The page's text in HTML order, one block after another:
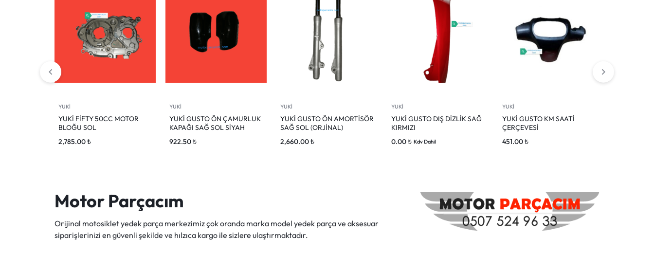
YUKİ
YUKİ FİFTY 50CC MOTOR
BLOĞU SOL
2,785.00₺
YUKİ
YUKİ GUSTO ÖN ÇAMURLUK
KAPAĞI SAĞ SOL SİYAH
922.50₺
YUKİ
YUKİ GUSTO ÖN AMORTİSÖR
SAĞ SOL (ORJİNAL)
2,660.00₺
YUKİ
YUKİ GUSTO DIŞ DİZLİK SAĞ
KIRMIZI
0.00₺ Kdv Dahil
YUKİ
YUKİ GUSTO KM SAATİ
ÇERÇEVESİ
451.00₺
Motor Parçacım
Orijinal motosiklet yedek parça merkezimiz çok oranda marka model yedek parça ve aksesuar
siparişlerinizi en güvenli şekilde ve hılzıca kargo ile sizlere ulaştırmaktadır.